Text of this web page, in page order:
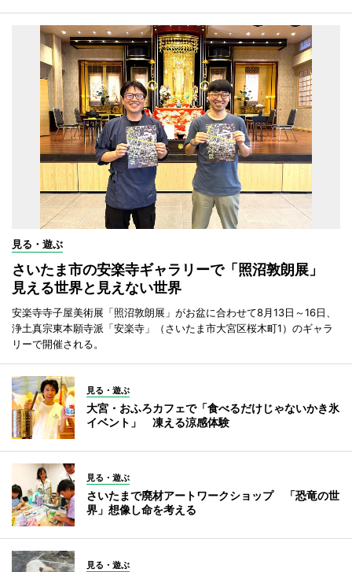
見る・遊ぶ
さいたま市の安楽寺ギャラリーで「照沼敦朗展」
見える世界と見えない世界
安楽寺寺子屋美術展「照沼敦朗展」がお盆に合わせて8月13日～16日、
浄土真宗東本願寺派「安楽寺」（さいたま市大宮区桜木町1）のギャラ
リーで開催される。
見る・遊ぶ
大宮・おふろカフェで「食べるだけじゃないかき氷
イベント」 凍える涼感体験
見る・遊ぶ
さいたまで廃材アートワークショップ 「恐竜の世
界」想像し命を考える
見る・遊ぶ